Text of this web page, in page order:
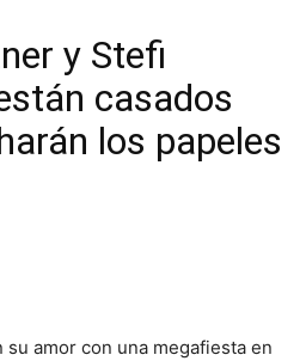
NEGRO
y Stefi
casados
los papeles
amor con una megafiesta en